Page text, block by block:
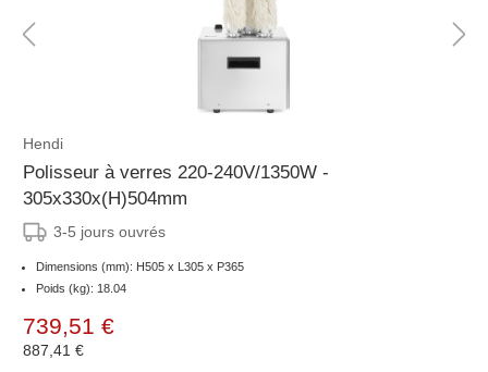
Hendi
Polisseur à verres 220-240V/1350W -
305x330x(H)504mm
3-5 jours ouvrés
Dimensions (mm): H505 x L305 x P365
Poids (kg): 18.04
739,51 €
887,41 €